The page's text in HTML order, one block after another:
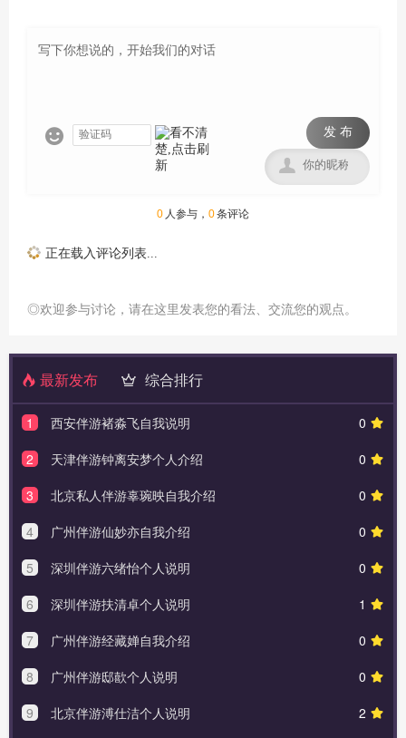
 发 布

0 人参与， 0条评论
正在载入评论列表...
◎欢迎参与讨论，请在这里发表您的看法、交流您的观点。
最新发布 综合排行
0
1
西安伴游褚淼飞自我说明
0
2
天津伴游钟离安梦个人介绍
0
3
北京私人伴游辜琬映自我介绍
0
4
广州伴游仙妙亦自我介绍
0
5
深圳伴游六绪怡个人说明
1
6
深圳伴游扶清卓个人说明
0
7
广州伴游经藏婵自我介绍
0
8
广州伴游邸歖个人说明
2
9
北京伴游溥仕洁个人说明